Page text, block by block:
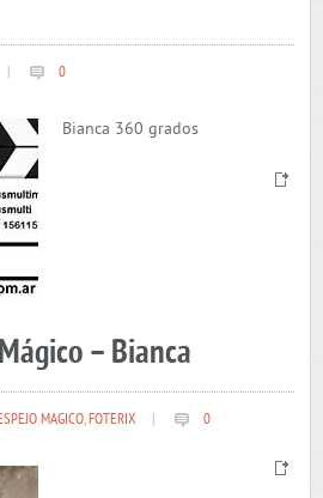
0
Bianca 360 grados
– Bianca
MAGICO,FOTERIX 0